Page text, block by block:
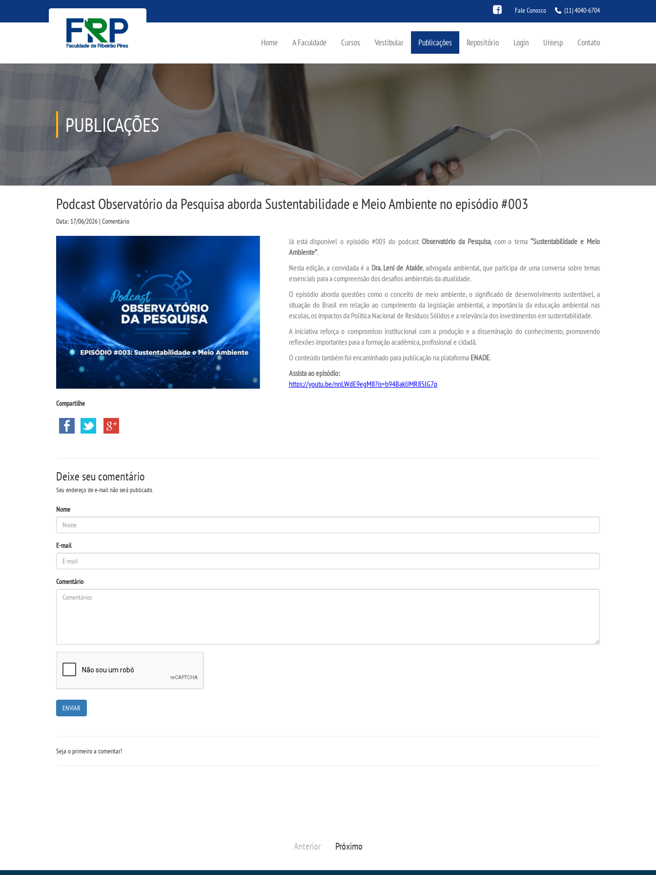
Fale Conosco (11) 4040-6704
Home A Faculdade Cursos Vestibular Publicações Repositório Login Uniesp Contato
PUBLICAÇÕES
Podcast Observatório da Pesquisa aborda Sustentabilidade e Meio Ambiente no episódio #003
Data: 17/06/2026 | Comentário
Compartilhe
Já está disponível o episódio #003 do podcast Observatório da Pesquisa, com o tema“Sustentabilidade e Meio
Ambiente”.
Nesta edição, a convidada é a Dra. Leni de Ataíde, advogada ambiental, que participa de uma conversa sobre temas
essenciais para a compreensão dos desafios ambientais da atualidade.
O episódio aborda questões como o conceito de meio ambiente, o significado de desenvolvimento sustentável, a
situação do Brasil em relação ao cumprimento da legislação ambiental, a importância da educação ambiental nas
escolas, os impactos da Política Nacional de Resíduos Sólidos e a relevância dos investimentos em sustentabilidade.
A iniciativa reforça o compromisso institucional com a produção e a disseminação do conhecimento, promovendo
reflexões importantes para a formação acadêmica, profissional e cidadã.
O conteúdo também foi encaminhado para publicação na plataforma ENADE.
Assista ao episódio:
https://youtu.be/nnLWdE9egM8?is=b94BakIJMR8SlG7p
Deixe seu comentário
Seu endereço de e-mail não será publicado.
Nome
E-mail
Comentário
Seja o primeiro a comentar!
Anterior Próximo